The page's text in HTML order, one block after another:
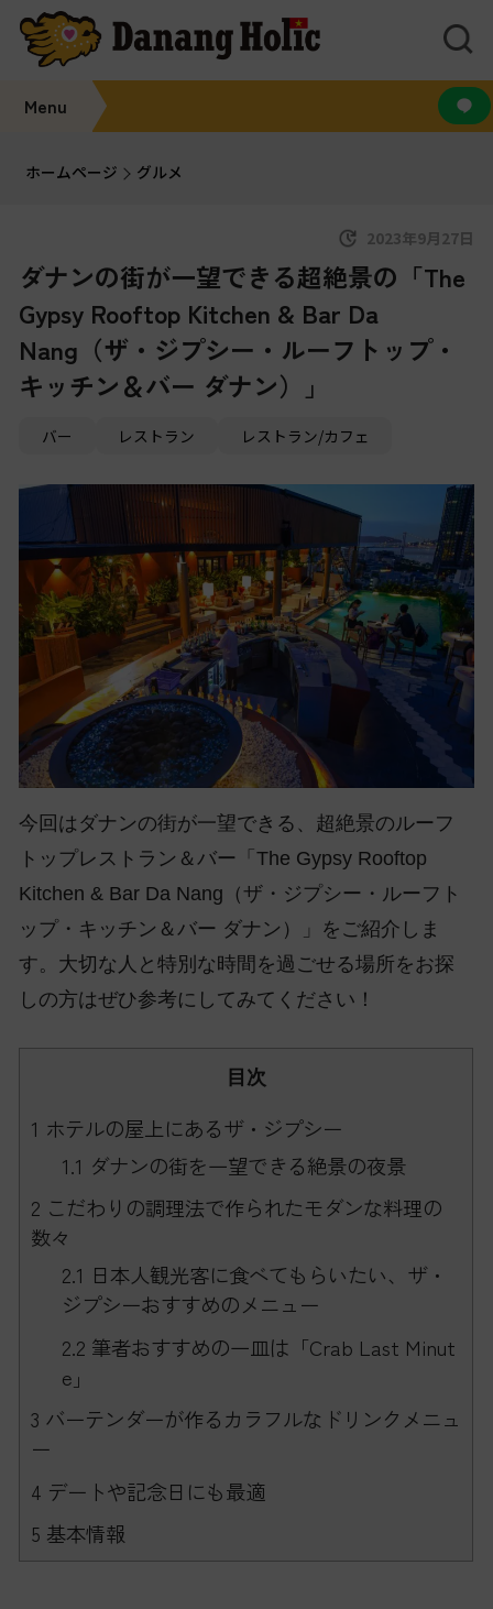
Menu
ホームページ グルメ
2023年9月27日
ダナンの街が一望できる超絶景の「The
Gypsy Rooftop Kitchen & Bar Da
Nang（ザ・ジプシー・ルーフトップ・
キッチン＆バー ダナン）」
バー レストラン レストラン/カフェ
今回はダナンの街が一望できる、超絶景のルーフ
トップレストラン＆バー「The Gypsy Rooftop
Kitchen & Bar Da Nang（ザ・ジプシー・ルーフト
ップ・キッチン＆バー ダナン）」をご紹介しま
す。大切な人と特別な時間を過ごせる場所をお探
しの方はぜひ参考にしてみてください！
目次
1 ホテルの屋上にあるザ・ジプシー
1.1 ダナンの街を一望できる絶景の夜景
2 こだわりの調理法で作られたモダンな料理の
数々
2.1 日本人観光客に食べてもらいたい、ザ・
ジプシーおすすめのメニュー
2.2 筆者おすすめの一皿は「Crab Last Minut
e」
3 バーテンダーが作るカラフルなドリンクメニュ
ー
4 デートや記念日にも最適
5 基本情報